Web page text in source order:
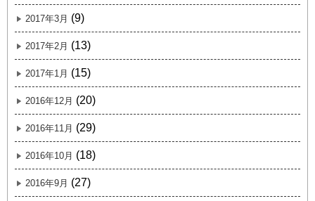
2017年3月 (9)
2017年2月 (13)
2017年1月 (15)
2016年12月 (20)
2016年11月 (29)
2016年10月 (18)
2016年9月 (27)